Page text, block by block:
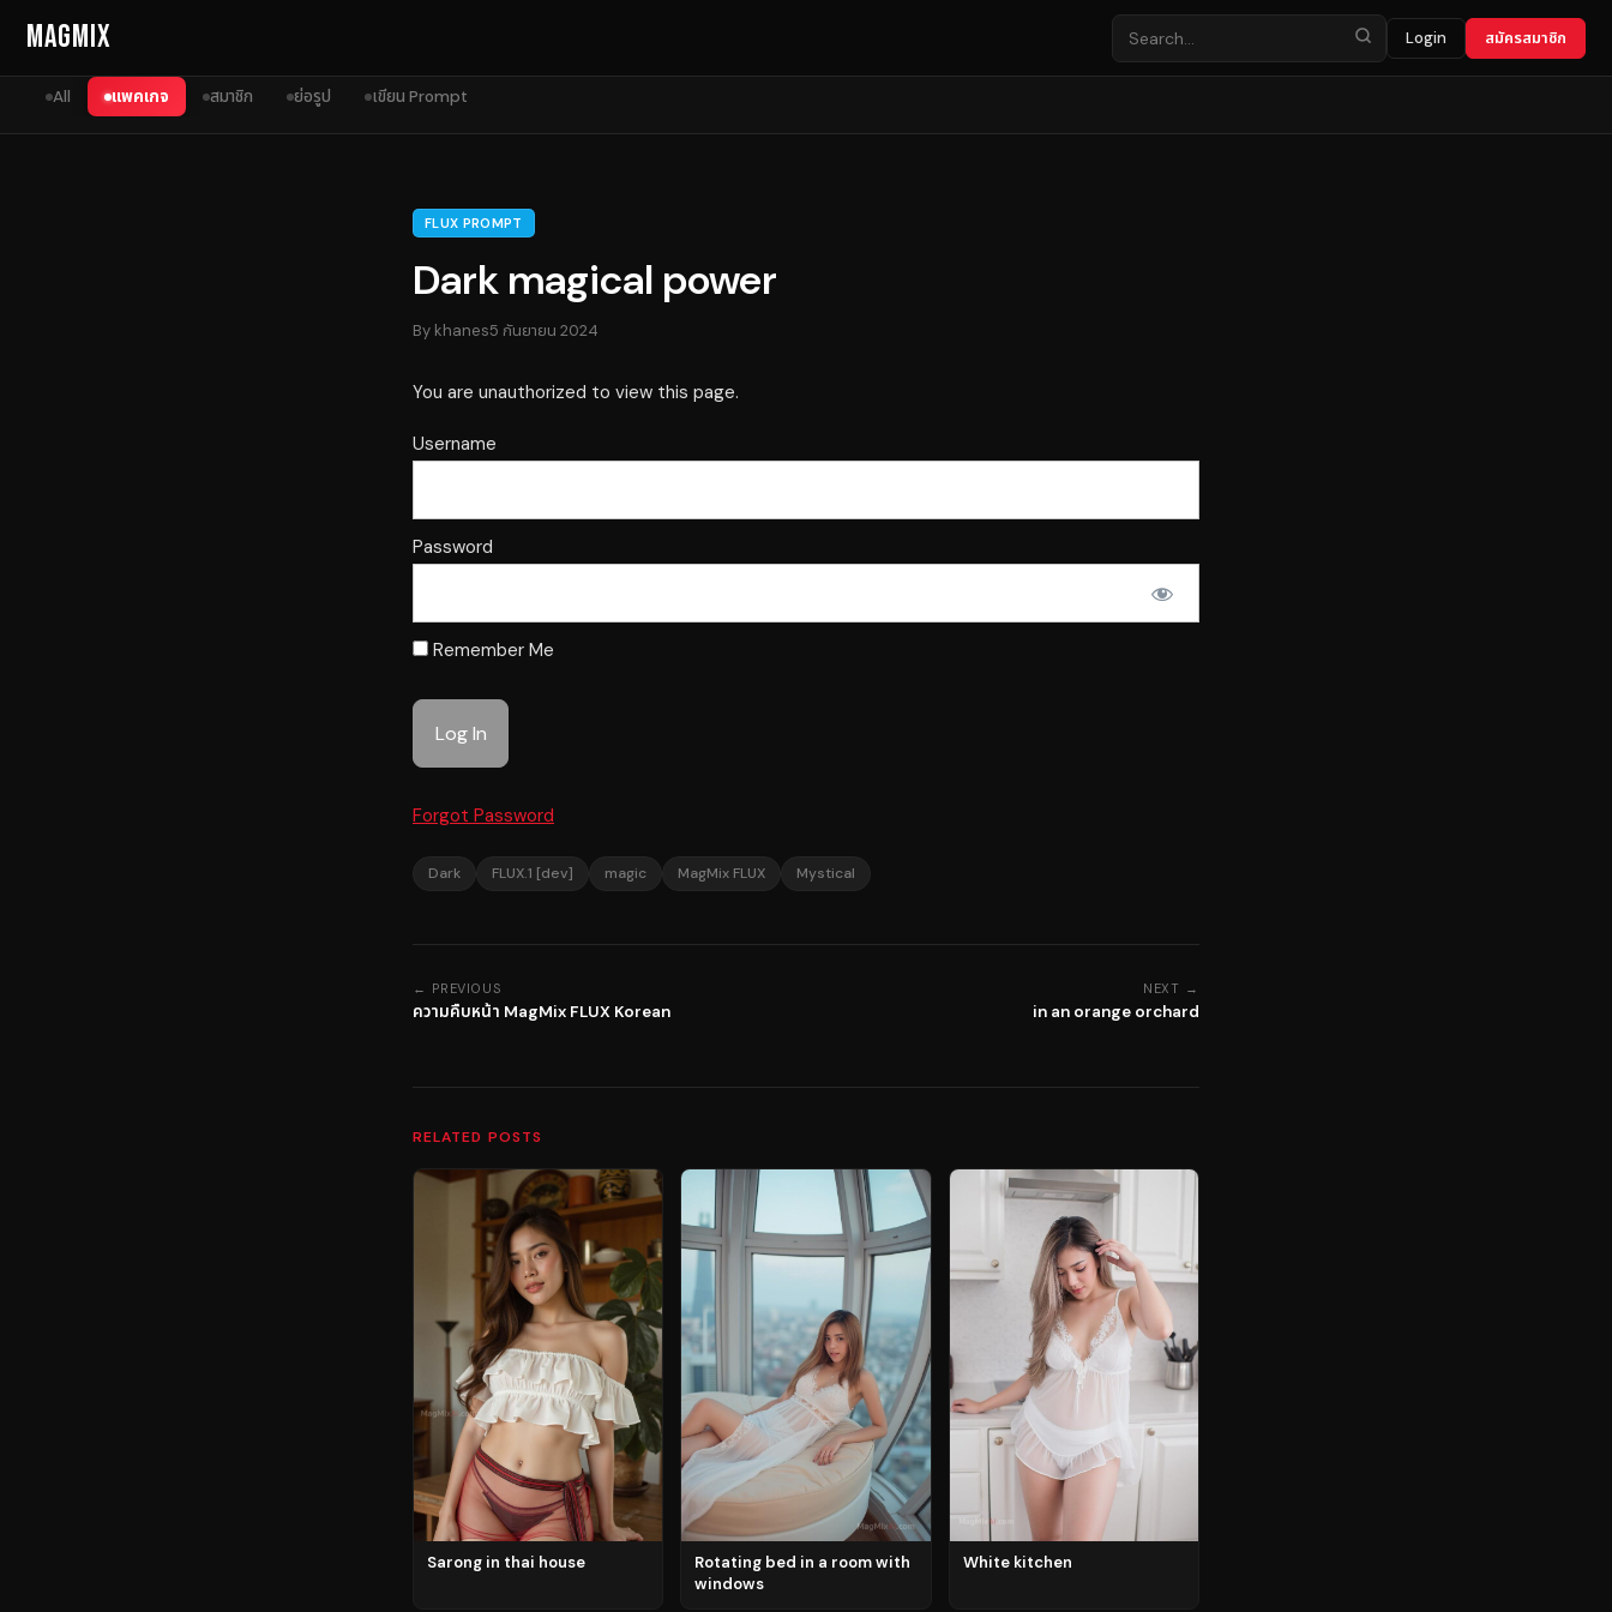
MagMix Login สมัครสมาชิก
All แพคเกจ สมาชิก ย่อรูป เขียน Prompt
FLUX PROMPT
Dark magical power
By khanes5 กันยายน 2024
You are unauthorized to view this page.
Username
Password
Remember Me
Forgot Password
Dark FLUX.1 [dev] magic MagMix FLUX Mystical
← PREVIOUS
ความคืบหน้า MagMix FLUX Korean
NEXT →
in an orange orchard
RELATED POSTS
Sarong in thai house
Rotating bed in a room with
windows
White kitchen